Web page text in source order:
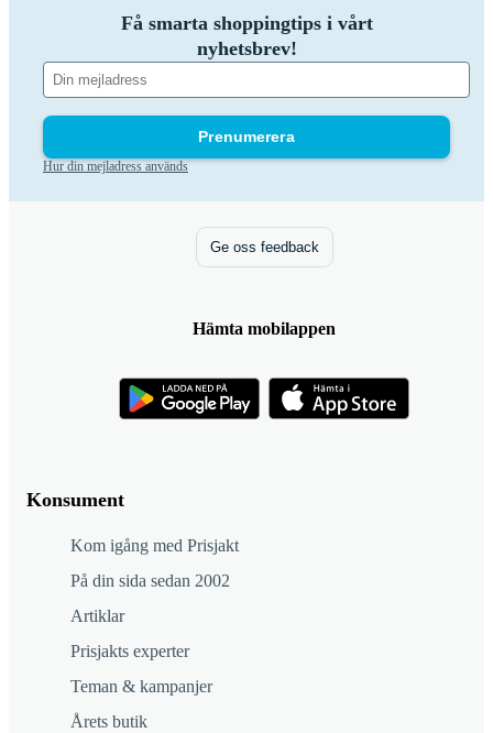
Få smarta shoppingtips i vårt
nyhetsbrev!
Prenumerera
Hur din mejladress används
Konsument
Kom igång med Prisjakt
På din sida sedan 2002
Artiklar
Prisjakts experter
Teman & kampanjer
Årets butik
Ge oss feedback
Hämta mobilappen